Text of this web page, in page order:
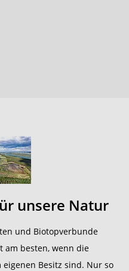
unsere Natur
und Biotopverbunde
am besten, wenn die
Besitz sind. Nur so